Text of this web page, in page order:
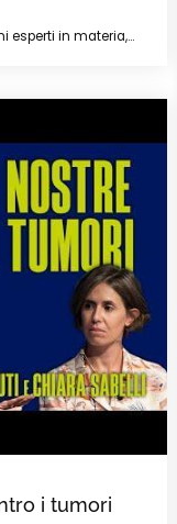
esperti in materia,
Science Institute di
per spiegare come
è uno dei massimi
delle previsioni.
e centri di
e Torino.
alla Northeastern
ed è Presidente di
internazionale
ha collaborato con
nazionali e
i tumori